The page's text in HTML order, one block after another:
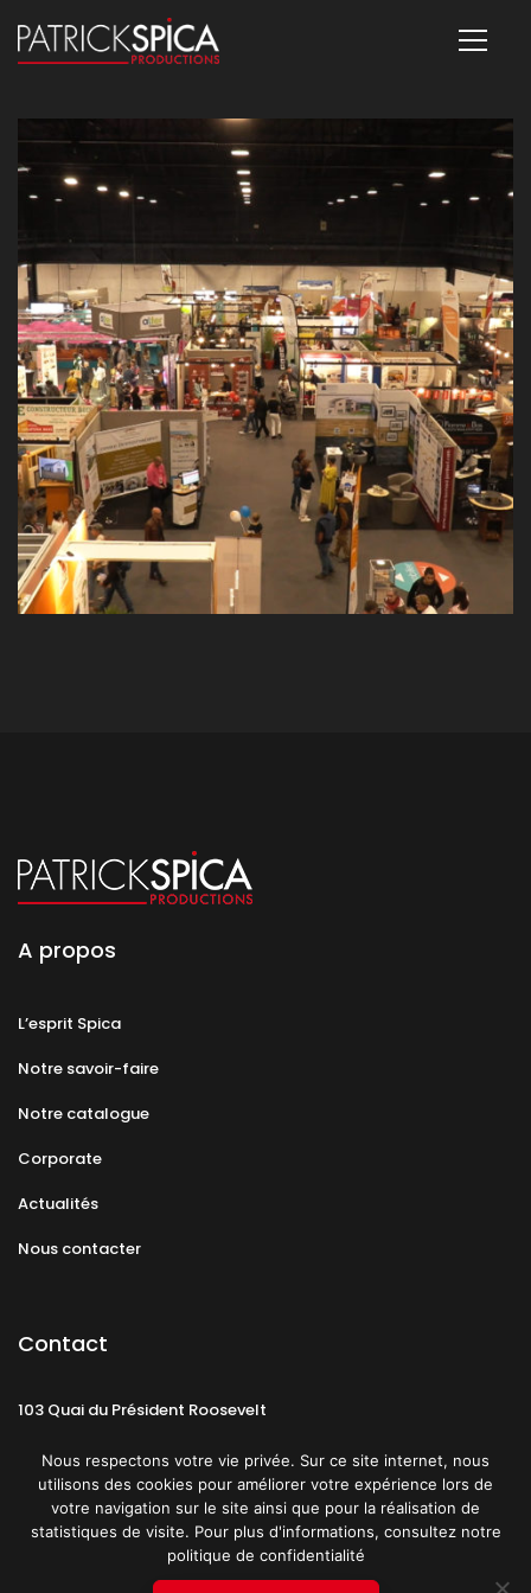
A propos
L’esprit Spica
Notre savoir-faire
Notre catalogue
Corporate
Actualités
Nous contacter
Contact
103 Quai du Président Roosevelt
CGU Politique de confidentialité
Nous respectons votre vie privée. Sur ce site internet, nous
utilisons des cookies pour améliorer votre expérience lors de
votre navigation sur le site ainsi que pour la réalisation de
statistiques de visite. Pour plus d'informations, consultez notre
politique de confidentialité